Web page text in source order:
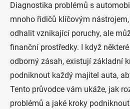
Diagnostika problémů s
mnoho řidičů klíčovým
odhalit vznikající poruchy, ale
finanční prostředky. I když
odborný zásah, existují základní
podniknout každý majitel auta,
Tento průvodce vám ukáže, jak
problémů a jaké kroky